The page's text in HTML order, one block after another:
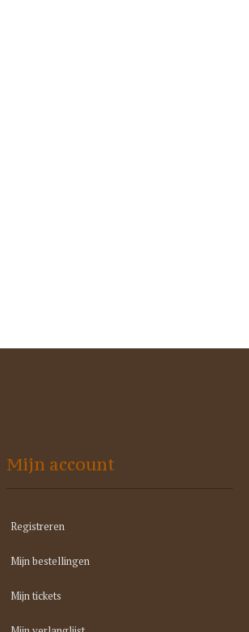
Mijn account
Registreren
Mijn bestellingen
Mijn tickets